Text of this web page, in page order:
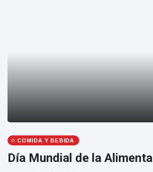
COMIDA Y BEBIDA
Día Mundial de la